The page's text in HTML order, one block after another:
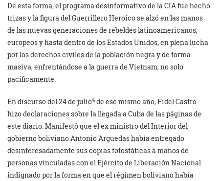
De esta forma, el programa desinformativo de la CIA fue hecho
trizas y la figura del Guerrillero Heroico se alzó en las manos
de las nuevas generaciones de rebeldes latinoamericanos,
europeos y hasta dentro de los Estados Unidos, en plena lucha
por los derechos civiles de la población negra y de forma
masiva, enfrentándose a la guerra de Vietnam, no solo
pacíficamente.
En discurso del 24 de julio4 de ese mismo año, Fidel Castro
hizo declaraciones sobre la llegada a Cuba de las páginas de
este diario. Manifestó que el ex ministro del Interior del
gobierno boliviano Antonio Arguedas había entregado
desinteresadamente sus copias fotostáticas a manos de
personas vinculadas con el Ejército de Liberación Nacional
indignado por la forma en que el régimen boliviano había